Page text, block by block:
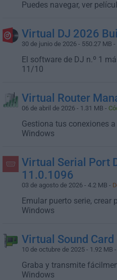
Puedes navegar, ver
Virtual DJ 2026
30 de junio de 2026 - 550.27 MB -
El software de DJ n.º 1
11/10
Virtual Router
06 de abril de 2026 - 1.31 MB -
Gestiona tus conexiones
Windows
Virtual Serial Port
11.0.1096
03 de agosto de 2026 - 4.2 MB -
Emular puerto serie, crear
Windows
Virtual Sound Card
10 de octubre de 2025 - 1.92 MB -
Graba y transmite
Windows